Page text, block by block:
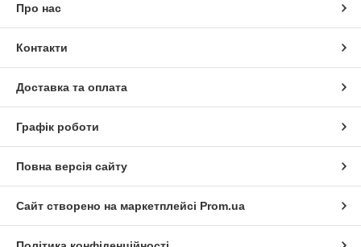
Про нас
Контакти
Доставка та оплата
Графік роботи
Повна версія сайту
Сайт створено на маркетплейсі Prom.ua